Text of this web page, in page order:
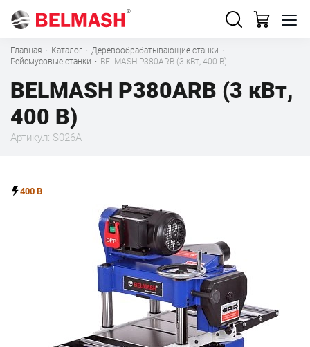
Главная · Каталог · Деревообрабатывающие станки ·
Рейсмусовые станки · BELMASH P380АRB (3 кВт, 400 В)
BELMASH P380АRB (3 кВт,
400 В)
Артикул: S026A
400 В